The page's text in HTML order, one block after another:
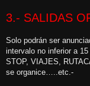
3.- SALIDAS
Solo podrán ser
intervalo no inferior a
STOP, VIAJES,
se organice…..etc.-